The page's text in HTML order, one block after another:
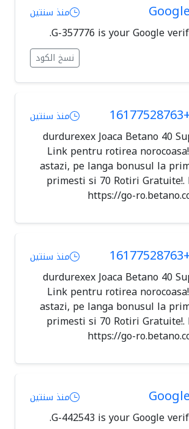
منذ سنتين
G-357776 is your Google
نسخ الكود
منذ سنتين
durdurexex Joaca Betano 40
Link pentru rotirea
astazi, pe langa bonusul la
primesti si 70 Rotiri Gratuite!.
https://go-
منذ سنتين
durdurexex Joaca Betano 40
Link pentru rotirea
astazi, pe langa bonusul la
primesti si 70 Rotiri Gratuite!.
https://go-
منذ سنتين
G-442543 is your Google